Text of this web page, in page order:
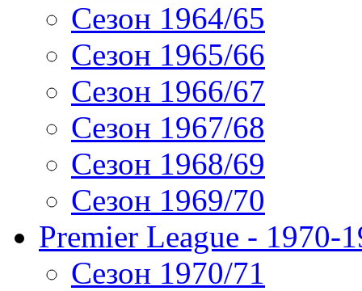
Сезон 1964/65
Сезон 1965/66
Сезон 1966/67
Сезон 1967/68
Сезон 1968/69
Сезон 1969/70
Premier League - 1970-
Сезон 1970/71